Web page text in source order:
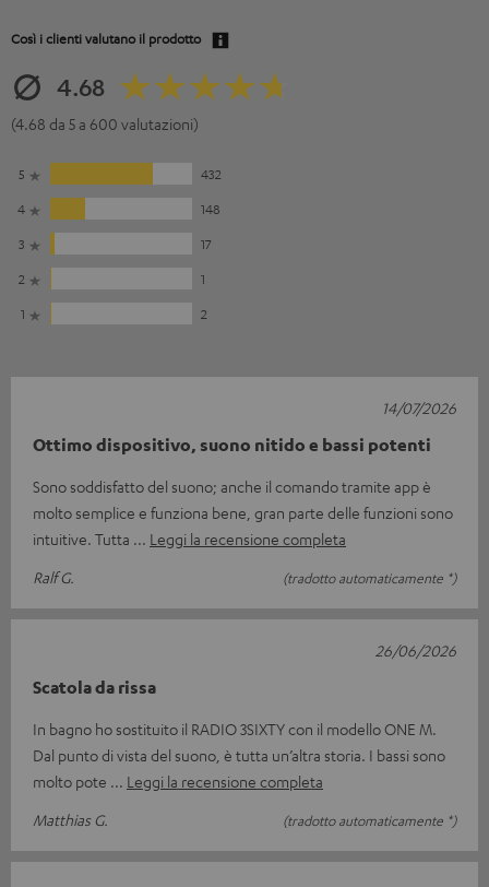
Così i clienti valutano il prodotto
4.68
(4.68 da 5 a 600 valutazioni)
5
432
4
148
3
17
2
1
1
2
Ottimo dispositivo, suono nitido e bassi potenti
Sono soddisfatto del suono; anche il comando tramite app è
molto semplice e funziona bene, gran parte delle funzioni sono
intuitive. Tutta
Leggi la recensione completa
Ralf G.
(tradotto automaticamente *)
14/07/2026
Scatola da rissa
In bagno ho sostituito il RADIO 3SIXTY con il modello ONE M.
Dal punto di vista del suono, è tutta un’altra storia. I bassi sono
molto pote
Leggi la recensione completa
Matthias G.
(tradotto automaticamente *)
26/06/2026